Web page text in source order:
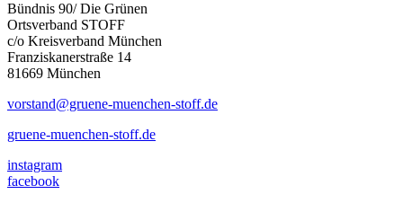
Bündnis 90/ Die Grünen
Ortsverband STOFF
c/o Kreisverband München
Franziskanerstraße 14
81669 München
vorstand@gruene-muenchen-stoff.de
gruene-muenchen-stoff.de
instagram
facebook